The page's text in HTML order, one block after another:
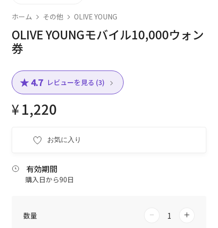
ホーム その他 OLIVE YOUNG
OLIVE YOUNGモバイル10,000ウォン
券
★ 4.7 レビューを見る (3)
¥1,220
お気に入り
有効期間
購入日から90日
数量